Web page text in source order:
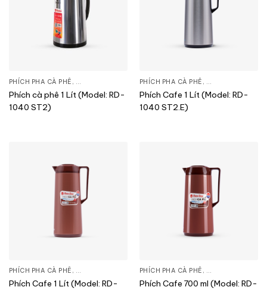
PHÍCH PHA CÀ PHÊ , SẢN PHẨM KHÁC
Phích cà phê 1 Lít (Model: RD-
1040 ST2)
PHÍCH PHA CÀ PHÊ , SẢN PHẨM KHÁC
Phích Cafe 1 Lít (Model: RD-
1040 ST2.E)
PHÍCH PHA CÀ PHÊ , SẢN PHẨM KHÁC
Phích Cafe 1 Lít (Model: RD-
PHÍCH PHA CÀ PHÊ , SẢN PHẨM KHÁC
Phích Cafe 700 ml (Model: RD-